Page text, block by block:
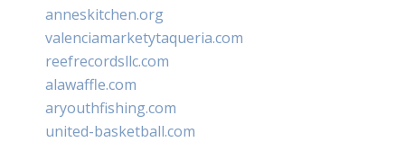
anneskitchen.org
valenciamarketytaqueria.com
reefrecordsllc.com
alawaffle.com
aryouthfishing.com
united-basketball.com